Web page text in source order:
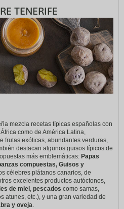
TENERIFE
mezcla recetas típicas españolas con
como de América Latina,
frutas exóticas, abundantes verduras,
destacan algunos guisos típicos de
más emblemáticas: Papas
compuestas, Guisos y
célebres plátanos canarios, de
excelentes productos autóctonos,
de miel pescados como samas,
atunes, etc.), y una gran variedad de
y oveja